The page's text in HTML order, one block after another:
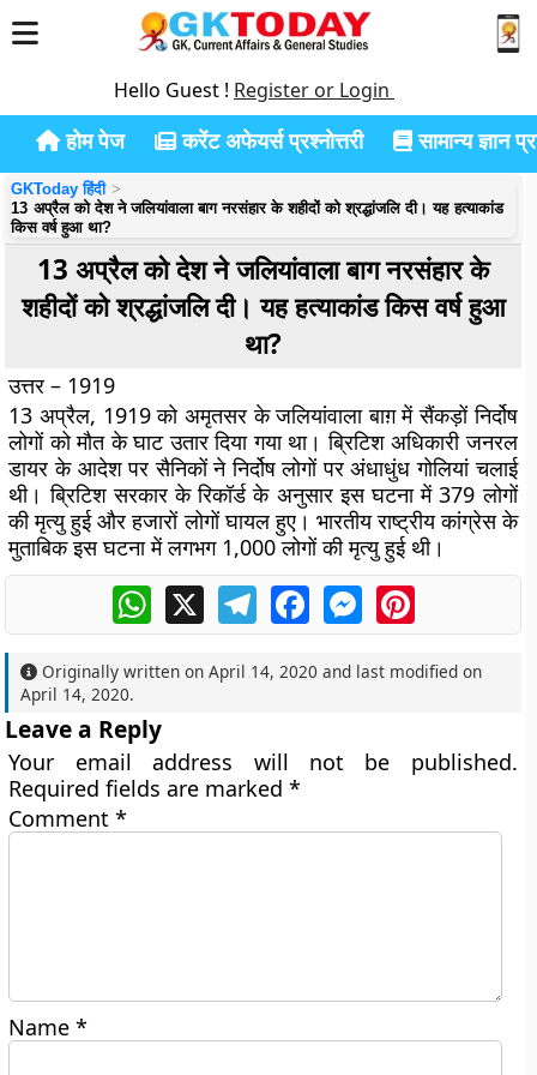
Hello Guest ! Register or Login
होम पेज करेंट अफेयर्स प्रश्नोत्तरी सामान्य ज्ञान
GKToday हिंदी
13 अप्रैल को देश ने जलियांवाला बाग नरसंहार के शहीदों को श्रद्धांजलि दी। यह हत्याकांड
किस वर्ष हुआ था?
13 अप्रैल को देश ने जलियांवाला बाग नरसंहार के
शहीदों को श्रद्धांजलि दी। यह हत्याकांड किस वर्ष हुआ
था?
उत्तर – 1919
13 अप्रैल, 1919 को अमृतसर के जलियांवाला बाग़ में सैंकड़ों निर्दोष
लोगों को मौत के घाट उतार दिया गया था। ब्रिटिश अधिकारी जनरल
डायर के आदेश पर सैनिकों ने निर्दोष लोगों पर अंधाधुंध गोलियां चलाई
थी। ब्रिटिश सरकार के रिकॉर्ड के अनुसार इस घटना में 379 लोगों
की मृत्यु हुई और हजारों लोगों घायल हुए। भारतीय राष्ट्रीय कांग्रेस के
मुताबिक इस घटना में लगभग 1,000 लोगों की मृत्यु हुई थी।
WhatsApp
X TelegramFacebookMessengerPinterest
Originally written onApril 14, 2020 and last modified on
April 14, 2020.
Leave a Reply
Your email address will not be published.
Required fields are marked*
Comment*
Name*